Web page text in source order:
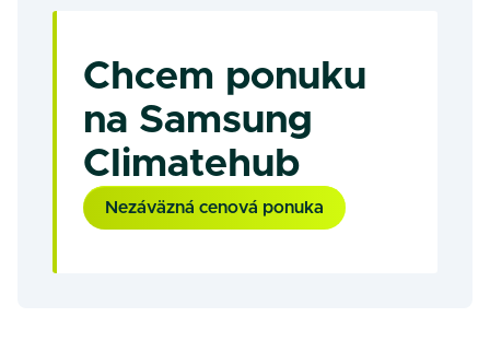
Chcem ponuku
na Samsung
Climatehub
Nezáväzná cenová ponuka